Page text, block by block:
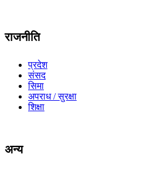
राजनीति
प्रदेश
संसद
सिमा
अपराध / सुरक्षा
शिक्षा
अन्य